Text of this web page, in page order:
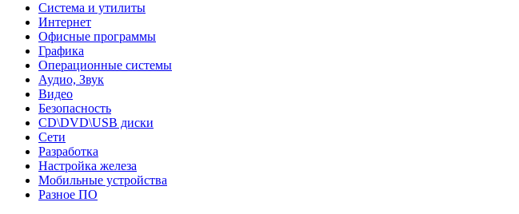
Система и утилиты
Интернет
Офисные программы
Графика
Операционные системы
Аудио, Звук
Видео
Безопасность
CD\DVD\USB диски
Сети
Разработка
Настройка железа
Мобильные устройства
Разное ПО